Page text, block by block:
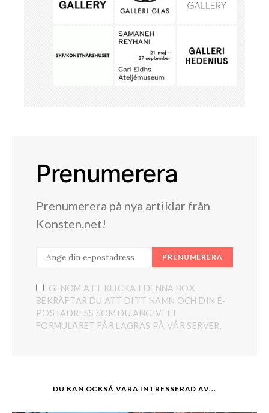
Prenumerera
Prenumerera på nya artiklar från
Konsten.net!
PRENUMERERA
GENOM ATT KLICKA I DENNA BOX
BEKRÄFTAR DU ATT DITT NAMN OCH DIN E-
POSTADRESS SOM DU ANGIVIT I
FORMULÄRET FÅR LAGRAS PÅ VÅR SERVER.
DU KAN OCKSÅ VARA INTRESSERAD AV...